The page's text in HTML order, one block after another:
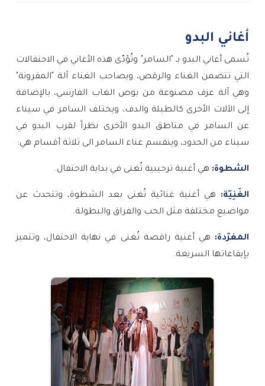
أغاني البدو
تُسمى أغاني البدو بـ "السامر" وتُؤدّى هذه الأغاني في الاحتفالات
التي تتضمن الغناء والرقص، ويصاحب الغناء آلة "المقرونة"
وهي آلة عزف مصنوعة من بوص الغاب الفارسي، بالإضافة
إلى الآلات الأخرى كالطبلة والدف، ويختلف السامر في سيناء
عن السامر في مناطق البدو الأخرى نظراً لقرب البدو في
سيناء من الحدود، وينقسم غناء السامر الى ثلاثة أقسام هي:
الشطوة: هي أغنية ترحيبية تُغنى في بداية الاحتفال.
الغَنِيّة:
هي أغنية غنائية تُغنى بعد الشطوة، وتتحدث عن
مواضيع مختلفة مثل الحب والفراق والبطولة.
المغرّدة: هي أغنية راقصة تُغنى في نهاية الاحتفال، وتتميز
بإيقاعاتها السريعة.